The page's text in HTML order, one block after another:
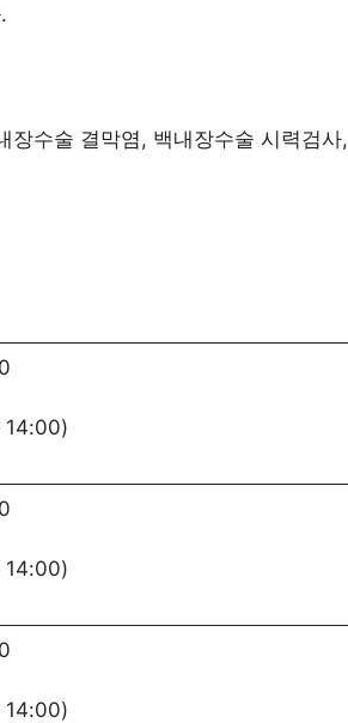
수술 결막염, 백내장수술 시력검
14:00)
14:00)
14:00)